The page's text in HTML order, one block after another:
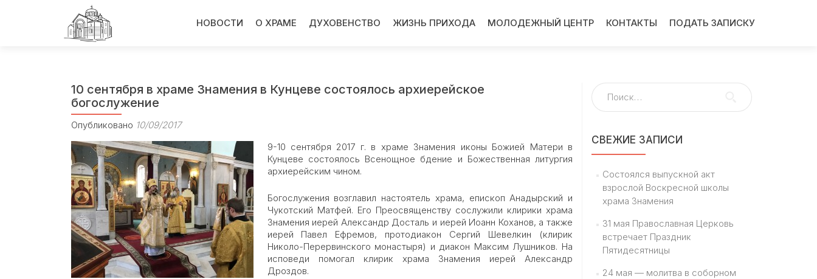
кНОВОСТИ О ХРАМЕ ДУХОВЕНСТВО ЖИЗНЬ ПРИХОДА МОЛОДЕЖНЫЙ ЦЕНТР КОНТАКТЫ ПОДАТЬ ЗАПИСКУ
10 сентября в храме Знамения в Кунцеве состоялось архиерейское
богослужение
Опубликовано 10/09/2017
9-10 сентября 2017 г. в храме Знамения иконы Божией Матери в
Кунцеве состоялось Всенощное бдение и Божественная литургия
архиерейским чином.
Богослужения возглавил настоятель храма, епископ Анадырский и
Чукотский Матфей. Его Преосвященству сослужили клирики храма
Знамения иерей Александр Досталь и иерей Иоанн Коханов, а также
иерей Павел Ефремов, протодиакон Сергий Шевелкин (клирик
Николо-Перервинского монастыря) и диакон Максим Лушников. На
исповеди помогал клирик храма Знамения иерей Александр
Дроздов.
Найти:
СВЕЖИЕ ЗАПИСИ
Состоялся выпускной акт
взрослой Воскресной школы
храма Знамения
31 мая Православная Церковь
встречает Праздник
Пятидесятницы
24 мая — молитва в соборном